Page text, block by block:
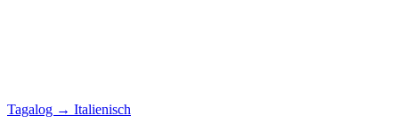
Tagalog → Italienisch